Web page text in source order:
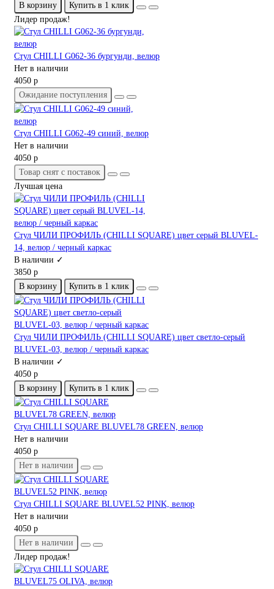
В корзину
Купить в 1 клик
Лидер продаж!
Стул CHILLI G062-36 бургунди, велюр
Нет в наличии
4050 р
Ожидание поступления
Стул CHILLI G062-49 синий, велюр
Нет в наличии
4050 р
Товар снят с поставок
Лучшая цена
Стул ЧИЛИ ПРОФИЛЬ (CHILLI SQUARE) цвет серый BLUVEL-
14, велюр / черный каркас
В наличии ✓
3850 р
В корзину
Купить в 1 клик
Стул ЧИЛИ ПРОФИЛЬ (CHILLI SQUARE) цвет светло-серый
BLUVEL-03, велюр / черный каркас
В наличии ✓
4050 р
В корзину
Купить в 1 клик
Стул CHILLI SQUARE BLUVEL78 GREEN, велюр
Нет в наличии
4050 р
Нет в наличии
Стул CHILLI SQUARE BLUVEL52 PINK, велюр
Нет в наличии
4050 р
Нет в наличии
Лидер продаж!